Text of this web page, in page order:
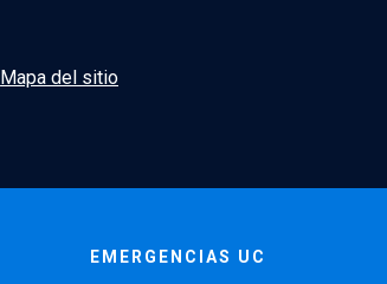
Mapa del sitio
EMERGENCIAS UC